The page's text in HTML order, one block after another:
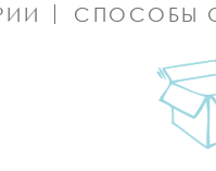
СПОСОБЫ